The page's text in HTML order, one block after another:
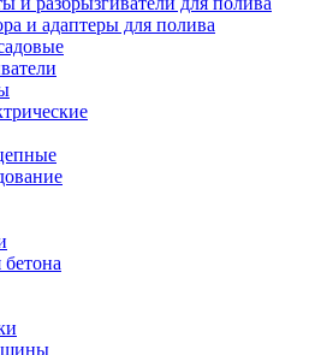
и адаптеры для полива